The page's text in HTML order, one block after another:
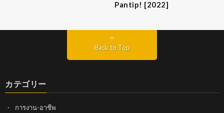
Pantip! [2022]
Back to Top
カテゴリー
การงาน-อาชีพ